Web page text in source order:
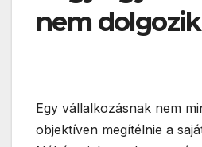
nem
Egy vállalkozásnak nem
objektíven megítélnie a